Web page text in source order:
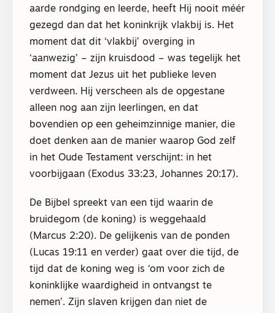
aarde rondging en leerde, heeft Hij nooit méér
gezegd dan dat het koninkrijk vlakbij is. Het
moment dat dit ‘vlakbij’ overging in
‘aanwezig’ – zijn kruisdood – was tegelijk het
moment dat Jezus uit het publieke leven
verdween. Hij verscheen als de opgestane
alleen nog aan zijn leerlingen, en dat
bovendien op een geheimzinnige manier, die
doet denken aan de manier waarop God zelf
in het Oude Testament verschijnt: in het
voorbijgaan (Exodus 33:23, Johannes 20:17).
De Bijbel spreekt van een tijd waarin de
bruidegom (de koning) is weggehaald
(Marcus 2:20). De gelijkenis van de ponden
(Lucas 19:11 en verder) gaat over die tijd, de
tijd dat de koning weg is ‘om voor zich de
koninklijke waardigheid in ontvangst te
nemen’. Zijn slaven krijgen dan niet de